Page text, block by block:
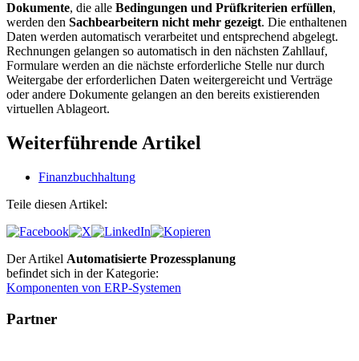
Dokumente, die alle Bedingungen und Prüfkriterien erfüllen,
werden den Sachbearbeitern nicht mehr gezeigt. Die enthaltenen
Daten werden automatisch verarbeitet und entsprechend abgelegt.
Rechnungen gelangen so automatisch in den nächsten Zahllauf,
Formulare werden an die nächste erforderliche Stelle nur durch
Weitergabe der erforderlichen Daten weitergereicht und Verträge
oder andere Dokumente gelangen an den bereits existierenden
virtuellen Ablageort.
Weiterführende Artikel
Finanzbuchhaltung
Teile diesen Artikel:
Der Artikel Automatisierte Prozessplanung
befindet sich in der Kategorie:
Komponenten von ERP-Systemen
Partner